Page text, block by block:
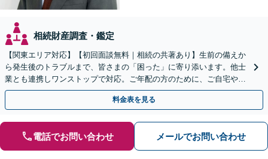
相続財産調査・鑑定
【関東エリア対応】【初回面談無料｜相続の共著あり】生前の備えか
ら発生後のトラブルまで、皆さまの「困った」に寄り添います。他士
業とも連携しワンストップで対応。ご年配の方のために、ご自宅やご
近所への出張相談も実施【秘密厳守｜休日・夜間相談可】
料金表を見る
電話でお問い合わせ メールでお問い合わせ